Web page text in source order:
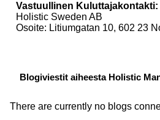
Vastuullinen Kuluttajakontakti:
Holistic Sweden AB
Osoite: Litiumgatan 10, 602 23
Blogiviestit aiheesta Holistic
There are currently no blogs